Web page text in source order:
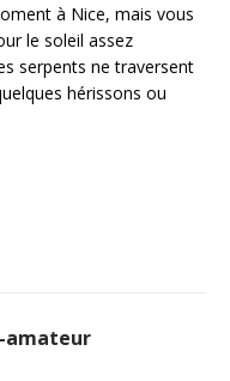
à Nice, mais vous
le soleil assez
serpents ne traversent
hérissons ou
amateur